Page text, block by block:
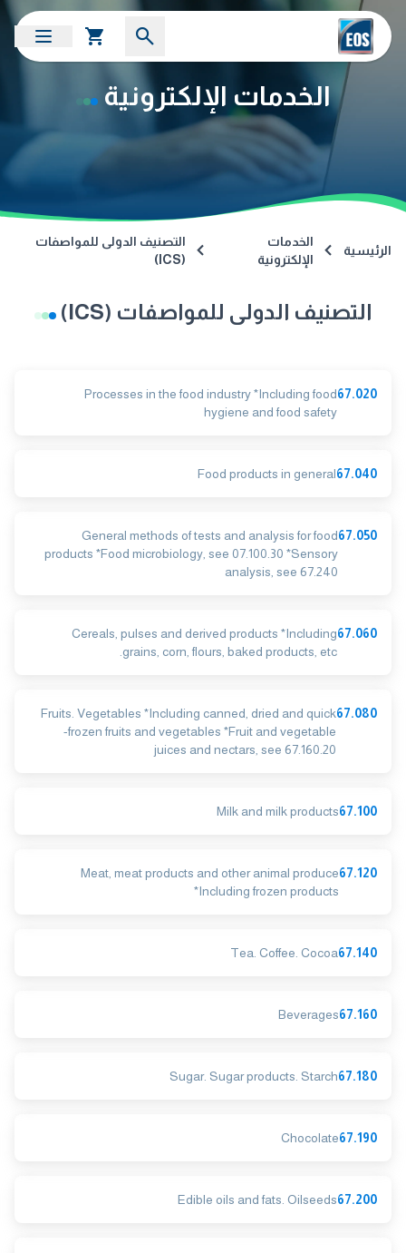
الخدمات الإلكترونية
الرئيسية
الخدمات
الإلكترونية
التصنيف الدولى للمواصفات
(ICS)
التصنيف الدولى للمواصفات (ICS)
67.020
Processes in the food industry *Including food
hygiene and food safety
67.040
Food products in general
67.050
General methods of tests and analysis for food
products *Food microbiology, see 07.100.30 *Sensory
analysis, see 67.240
67.060
Cereals, pulses and derived products *Including
grains, corn, flours, baked products, etc.
67.080
Fruits. Vegetables *Including canned, dried and quick
-frozen fruits and vegetables *Fruit and vegetable
juices and nectars, see 67.160.20
67.100
Milk and milk products
67.120
Meat, meat products and other animal produce
*Including frozen products
67.140
Tea. Coffee. Cocoa
67.160
Beverages
67.180
Sugar. Sugar products. Starch
67.190
Chocolate
67.200
Edible oils and fats. Oilseeds